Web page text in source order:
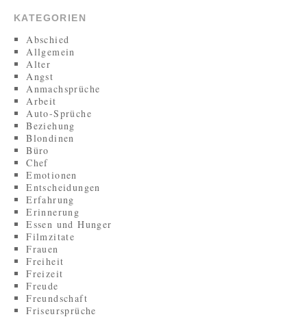
KATEGORIEN
Abschied
Allgemein
Alter
Angst
Anmachsprüche
Arbeit
Auto-Sprüche
Beziehung
Blondinen
Büro
Chef
Emotionen
Entscheidungen
Erfahrung
Erinnerung
Essen und Hunger
Filmzitate
Frauen
Freiheit
Freizeit
Freude
Freundschaft
Friseursprüche